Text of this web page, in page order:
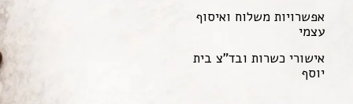
אפשרויות משלוח ואיסוף
עצמי
אישורי כשרות ובד"צ בית
יוסף